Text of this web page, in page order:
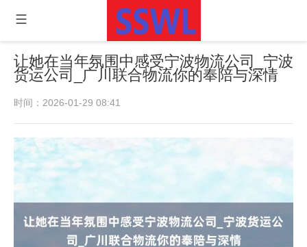
让她在当年氛围中感受宁波物流公司_宁波
货运公司_广川联合物流你的奉陪与深情
时间：2026-01-29 08:41